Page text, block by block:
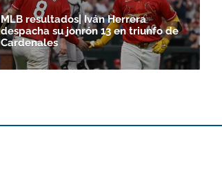
MLB resultados| Iván Herrera
despacha su jonrón 13 en triunfo de
Cardenales